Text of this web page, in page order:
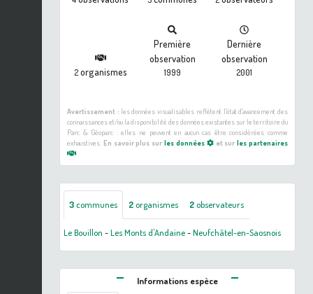
2organismes
Première
observation
1999
Dernière
observation
2001
Avertissement :les données visualisables reflètent l'état d'avancement des
connaissances et/ou la disponibilité des données existantes sur le territoire du
Parc & Géoparc : elles ne peuvent en aucun cas être considérées comme
exhaustives. En savoir plus sur les données et surles partenaires
3communes 2organismes 2observateurs
Le Bouillon -Les Monts d'Andaine-Neufchâtel-en-Saosnois
Informations espèce